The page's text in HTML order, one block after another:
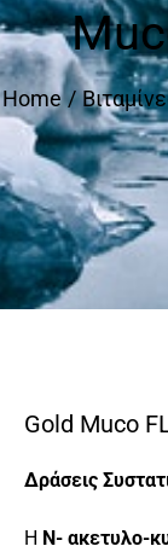
Home
Gold Muco
Δράσεις
Η Ν- ακετυλο-